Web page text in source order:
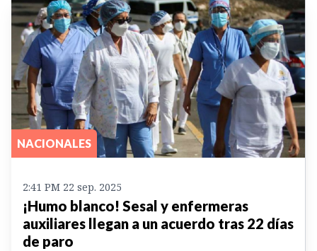
NACIONALES
2:41 PM 22 sep. 2025
¡Humo blanco! Sesal y enfermeras
auxiliares llegan a un acuerdo tras 22 días
de paro